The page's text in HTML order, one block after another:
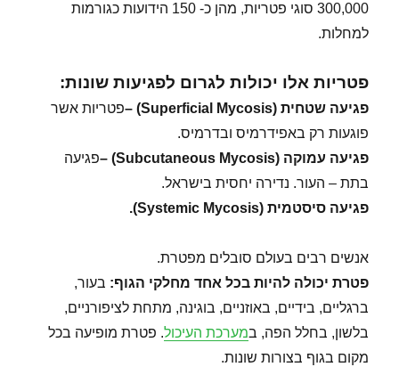
300,000 סוגי פטריות, מהן כ- 150 הידועות כגורמות
למחלות.
פטריות אלו יכולות לגרום לפגיעות שונות:
פגיעה שטחית (Superficial Mycosis) –
פטריות אשר
פוגעות רק באפידרמיס ובדרמיס.
פגיעה עמוקה (Subcutaneous Mycosis) –
פגיעה
בתת – העור. נדירה יחסית בישראל.
פגיעה סיסטמית (Systemic Mycosis).
אנשים רבים בעולם סובלים מפטרת.
פטרת יכולה להיות בכל אחד מחלקי הגוף: בעור,
ברגליים, בידיים, באוזניים, בוגינה, מתחת לציפורניים,
בלשון, בחלל הפה, במערכת העיכול. פטרת מופיעה בכל
מקום בגוף בצורות שונות.